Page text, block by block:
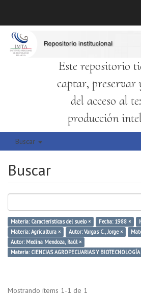
Este repositorio
captar,
del acceso al
producción
Buscar
Buscar
Materia: Características del suelo × Fecha: 1988 ×
Materia: Agricultura ×
Autor: Vargas C., Jorge ×
Autor: Medina Mendoza, Raúl ×
Materia: CIENCIAS AGROPECUARIAS Y
Mostrando ítems 1-1 de 1